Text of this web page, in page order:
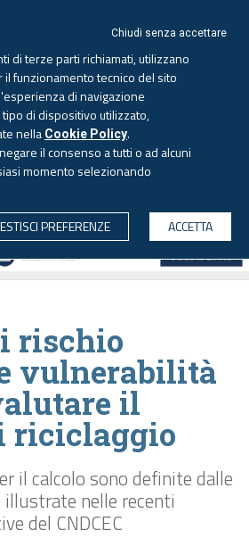
2026 - Aggiornato alle 6.00
rischio
vulnerabilità
il
riciclaggio
il calcolo sono definite dalle
illustrate nelle recenti
del CNDCEC
Chiudi senza accettare
di terze parti richiamati, utilizzano
funzionamento tecnico del sito
di navigazione
di dispositivo utilizzato,
nella Cookie Policy.
il consenso a tutti o ad alcuni
momento selezionando
PREFERENZE
ACCETTA